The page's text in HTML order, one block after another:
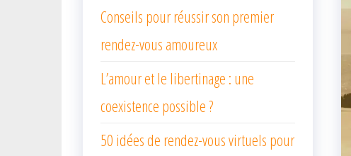
Conseils pour réussir son premier
rendez-vous amoureux
L’amour et le libertinage : une
coexistence possible ?
50 idées de rendez-vous virtuels pour